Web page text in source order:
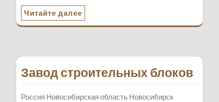
Читайте далее
Завод строительных блоков
Россия Новосибирская область Новосибирск